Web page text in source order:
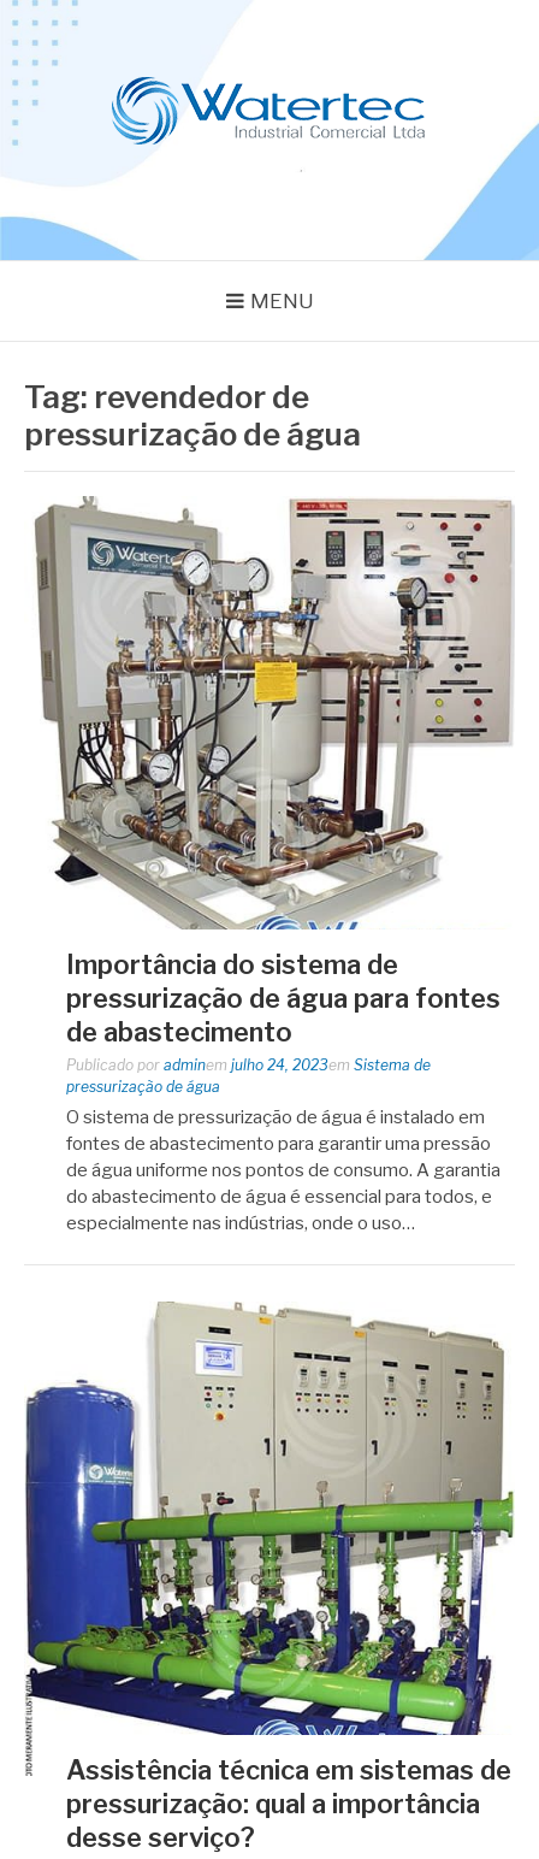
Pular
para
conteúdo
MENU
Tag: revendedor de
pressurização de água
Importância do sistema de
pressurização de água para fontes
de abastecimento
Publicado por adminem julho 24, 2023em Sistema de
pressurização de água
O sistema de pressurização de água é instalado em
fontes de abastecimento para garantir uma pressão
de água uniforme nos pontos de consumo. A garantia
do abastecimento de água é essencial para todos, e
especialmente nas indústrias, onde o uso…
Assistência técnica em sistemas de
pressurização: qual a importância
desse serviço?